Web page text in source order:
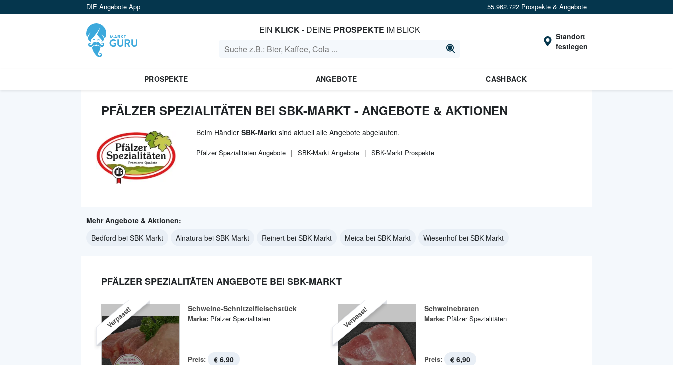
DIE Angebote App 55.962.722 Prospekte & Angebote
EIN KLICK- DEINE PROSPEKTE IM BLICK
Standort
festlegen
PROSPEKTE ANGEBOTE CASHBACK
PFÄLZER SPEZIALITÄTEN BEI SBK-MARKT - ANGEBOTE & AKTIONEN
Beim Händler SBK-Markt sind aktuell alle Angebote abgelaufen.
Pfälzer Spezialitäten Angebote SBK-Markt Angebote SBK-Markt Prospekte
Mehr Angebote & Aktionen:
Bedford bei SBK-Markt
Alnatura bei SBK-Markt Reinert bei SBK-Markt Meica bei SBK-Markt Wiesenhof bei SBK-Markt
PFÄLZER SPEZIALITÄTEN ANGEBOTE BEI SBK-MARKT
Verpasst! Schweine-Schnitzelfleischstück
Marke: Pfälzer Spezialitäten
Preis: € 6,90
Verpasst! Schweinebraten
Marke: Pfälzer Spezialitäten
Preis: € 6,90